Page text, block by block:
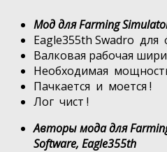
Мод для Farming
Eagle355th Swadro для
Валковая рабочая
Необходимая
Пачкается и моется !
Лог чист !
Авторы мода для
Software, Eagle355th